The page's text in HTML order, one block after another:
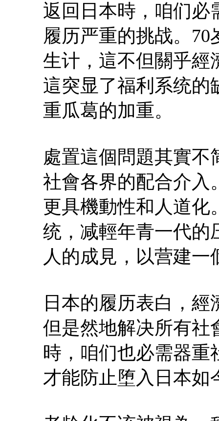
返回日本時，咱们必
履历严重的挑战。
生计，這不但關乎經
這突显了福利系统的
重瓜葛的加重。
處置這個問題其實不
社會各界的配合介入
更具機動性和人道化
统，减輕年青一代的
人的成見，以营建
日本的履历表白，
但是然地解决所有社
時，咱们也必需器重
才能防止堕入日本如